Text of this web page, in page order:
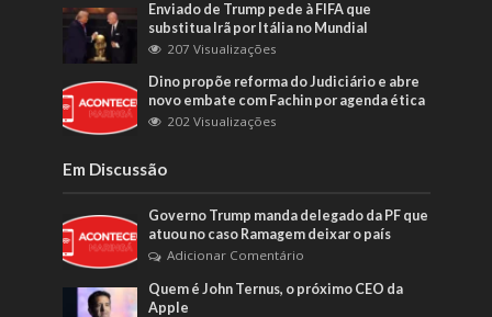
Enviado de Trump pede à FIFA que
substitua Irã por Itália no Mundial
207 Visualizações
Dino propõe reforma do Judiciário e abre
novo embate com Fachin por agenda ética
202 Visualizações
Em Discussão
Governo Trump manda delegado da PF que
atuou no caso Ramagem deixar o país
Adicionar Comentário
Quem é John Ternus, o próximo CEO da
Apple